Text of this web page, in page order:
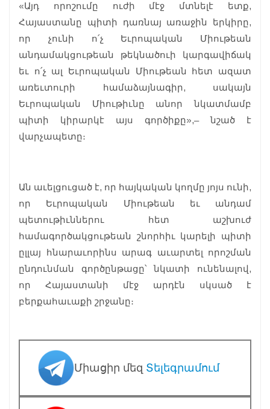
«Այդ որոշումը ուժի մէջ մտնելէ ետք,
Հայաստանը պիտի դառնայ առաջին երկիրը,
որ չունի ո՛չ Եւրոպական Միութեան
անդամակցութեան թեկնածուի կարգավիճակ
եւ ո՛չ ալ Եւրոպական Միութեան հետ ազատ
առեւտուրի համաձայնագիր, սակայն
Եւրոպական Միութիւնը անոր նկատմամբ
պիտի կիրարկէ այս գործիքը»,– նշած է
վարչապետը։
Ան աւելցուցած է, որ հայկական կողմը յոյս ունի,
որ Եւրոպական Միութեան եւ անդամ
պետութիւններու հետ աշխուժ
համագործակցութեան շնորհիւ կարելի պիտի
ըլլայ հնարաւորինս արագ աւարտել որոշման
ընդունման գործընթացը՝ նկատի ունենալով,
որ Հայաստանի մէջ արդէն սկսած է
բերքահաւաքի շրջանը։
Միացիր մեզ Տելեգրամում